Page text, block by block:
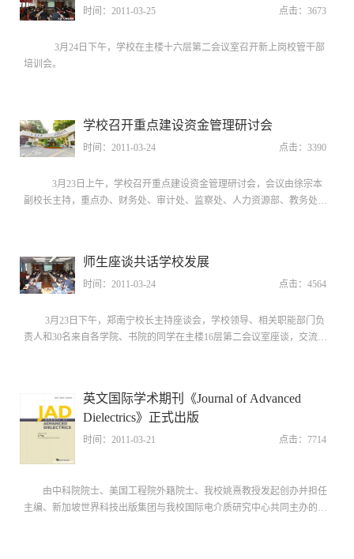
时间：2011-03-25 点击： 3673
3月24日下午，学校在主楼十六层第二会议室召开新上岗校管干部
培训会。
学校召开重点建设资金管理研讨会
时间：2011-03-24 点击： 3390
3月23日上午，学校召开重点建设资金管理研讨会，会议由徐宗本
副校长主持，重点办、财务处、审计处、监察处、人力资源部、教务处、
师生座谈共话学校发展
时间：2011-03-24 点击： 4564
3月23日下午，郑南宁校长主持座谈会，学校领导、相关职能部门负
责人和30名来自各学院、书院的同学在主楼16层第二会议室座谈，交流学
英文国际学术期刊《Journal of Advanced
Dielectrics》正式出版
时间：2011-03-21 点击： 7714
由中科院院士、美国工程院外籍院士、我校姚熹教授发起创办并担任
主编、新加坡世界科技出版集团与我校国际电介质研究中心共同主办的英